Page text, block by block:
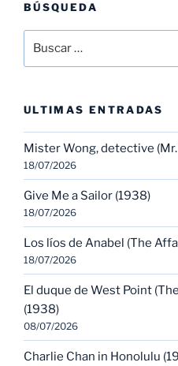
BÚSQUEDA
por:
ULTIMAS ENTRADAS
Mister Wong, detective
18/07/2026
Give Me a Sailor (1938)
18/07/2026
Los líos de Anabel (The
18/07/2026
El duque de West Point
(1938)
08/07/2026
Charlie Chan in Honolulu